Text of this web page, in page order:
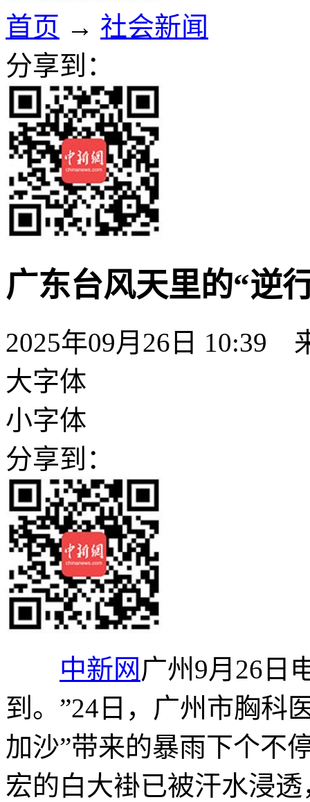
首页 → 社会新闻
分享到：
广东台风天里的“逆
2025年09月26日 10:39
大字体
小字体
分享到：
中新网 广州9月26日
到。”24日，广州市胸科
加沙”带来的暴雨下个不
宏的白大褂已被汗水浸